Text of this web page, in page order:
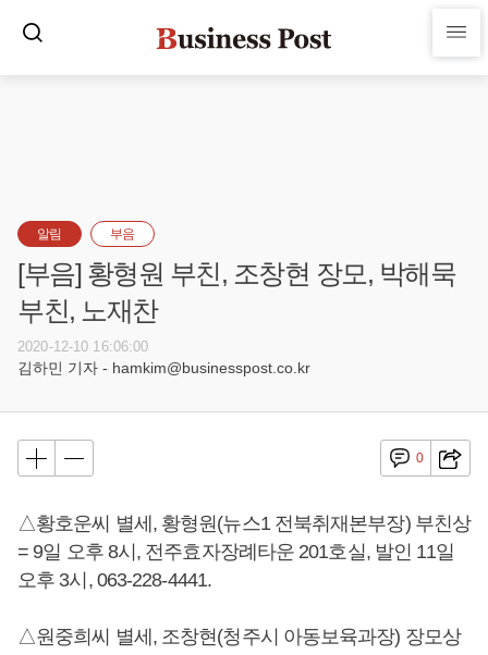
알림 부음
[부음] 황형원 부친, 조창현 장모, 박해묵
부친, 노재찬
2020-12-10 16:06:00
김하민 기자 - hamkim@businesspost.co.kr
0
△황호운씨 별세, 황형원(뉴스1 전북취재본부장) 부친상
= 9일 오후 8시, 전주효자장례타운 201호실, 발인 11일
오후 3시, 063-228-4441.
△원중희씨 별세, 조창현(청주시 아동보육과장) 장모상